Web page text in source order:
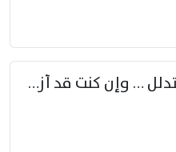
أفاطم مهلا بعض هذا التدلل … وإن كنت قد أزمعت صرمي فأجملي